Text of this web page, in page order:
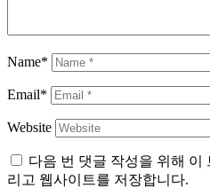
Name*
Email*
Website
다음 번 댓글 작성을 위해 이
리고 웹사이트를 저장합니다.